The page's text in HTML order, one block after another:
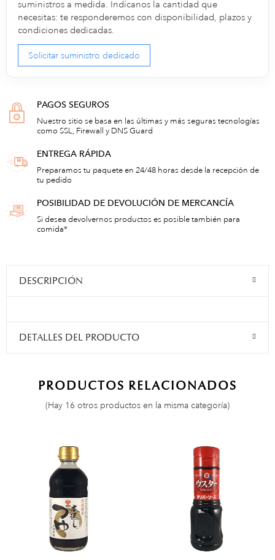
suministros a medida. Indícanos la cantidad que
necesitas: te responderemos con disponibilidad, plazos y
condiciones dedicadas.
Solicitar suministro dedicado
PAGOS SEGUROS
Nuestro sitio se basa en las últimas y más seguras tecnologías
como SSL, Firewall y DNS Guard
ENTREGA RÁPIDA
Preparamos tu paquete en 24/48 horas desde la recepción de
tu pedido
POSIBILIDAD DE DEVOLUCIÓN DE MERCANCÍA
Si desea devolvernos productos es posible también para
comida*
DESCRIPCIÓN
DETALLES DEL PRODUCTO
PRODUCTOS RELACIONADOS
(Hay 16 otros productos en la misma categoría)